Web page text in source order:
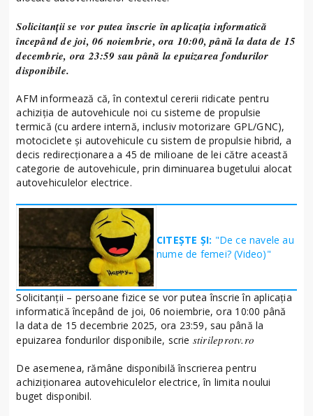
Solicitanţii se vor putea înscrie în aplicaţia informatică
începând de joi, 06 noiembrie, ora 10:00, până la data de 15
decembrie, ora 23:59 sau până la epuizarea fondurilor
disponibile.
AFM informează că, în contextul cererii ridicate pentru
achiziţia de autovehicule noi cu sisteme de propulsie
termică (cu ardere internă, inclusiv motorizare GPL/GNC),
motociclete şi autovehicule cu sistem de propulsie hibrid, a
decis redirecționarea a 45 de milioane de lei către această
categorie de autovehicule, prin diminuarea bugetului alocat
autovehiculelor electrice.
CITEȘTE ȘI: "De ce navele au
nume de femei? (Video)"
Solicitanţii – persoane fizice se vor putea înscrie în aplicaţia
informatică începând de joi, 06 noiembrie, ora 10:00 până
la data de 15 decembrie 2025, ora 23:59, sau până la
epuizarea fondurilor disponibile, scrie stirileprotv.ro
De asemenea, rămâne disponibilă înscrierea pentru
achiziţionarea autovehiculelor electrice, în limita noului
buget disponibil.